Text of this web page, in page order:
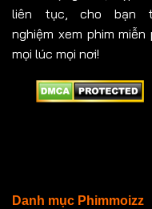
liên tục, cho bạn
nghiệm xem phim miễn
mọi lúc mọi nơi!
Danh mục Phimmoizz